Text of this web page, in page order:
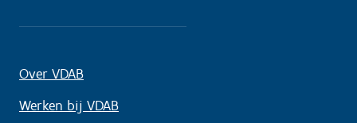
Over VDAB
Werken bij VDAB